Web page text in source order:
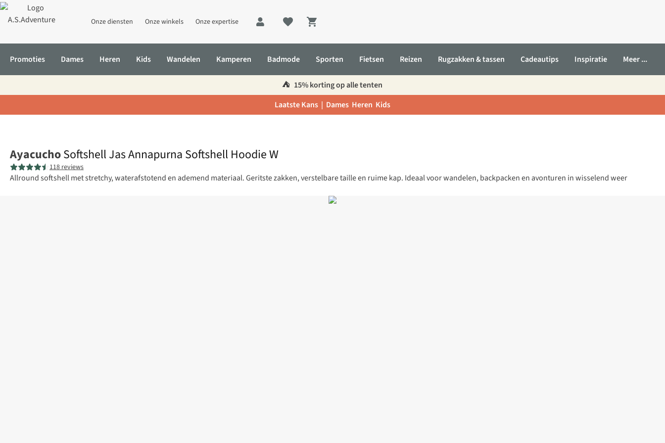
Onze diensten Onze winkels Onze expertise
Shopping cart
Promoties Dames Heren Kids Wandelen Kamperen Badmode Sporten Fietsen Reizen Rugzakken & tassen Cadeautips Inspiratie Meer ...
⛺️ 15% korting op alle tenten
Laatste Kans | Dames Heren Kids
AyacuchoSoftshell Jas Annapurna Softshell Hoodie W
118 reviews
Allround softshell met stretchy, waterafstotend en ademend materiaal. Geritste zakken, verstelbare taille en ruime kap. Ideaal voor wandelen, backpacken en avonturen in wisselend weer